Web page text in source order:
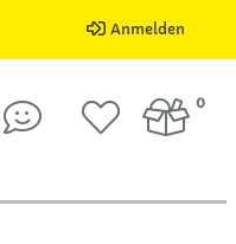
Anmelden
0